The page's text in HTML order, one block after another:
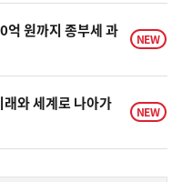
원까지 종부세 과
NEW
와 세계로 나아가
NEW